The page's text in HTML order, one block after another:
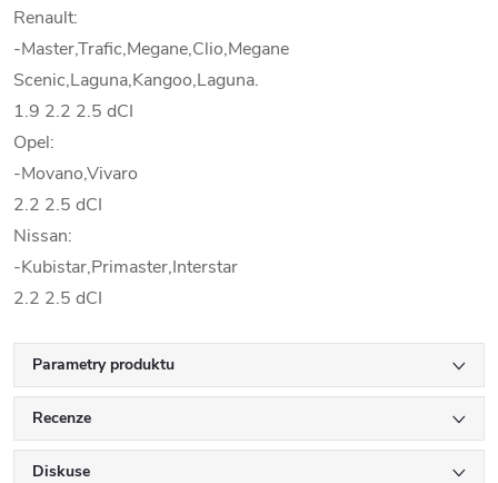
Renault:
-Master,Trafic,Megane,Clio,Megane
Scenic,Laguna,Kangoo,Laguna.
1.9 2.2 2.5 dCI
Opel:
-Movano,Vivaro
2.2 2.5 dCI
Nissan:
-Kubistar,Primaster,Interstar
2.2 2.5 dCI
Parametry produktu
Recenze
Diskuse